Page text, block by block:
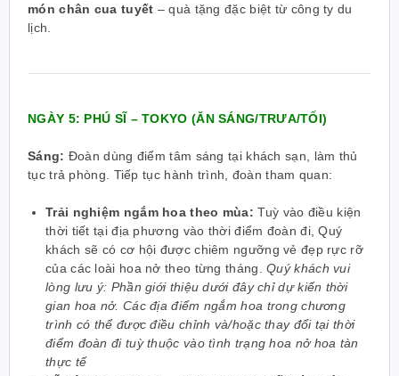
món chân cua tuyết – quà tặng đặc biệt từ công ty du
lịch.
NGÀY 5: PHÚ SĨ – TOKYO (ĂN SÁNG/TRƯA/TỐI)
Sáng: Đoàn dùng điểm tâm sáng tại khách sạn, làm thủ
tục trả phòng. Tiếp tục hành trình, đoàn tham quan:
Trải nghiệm ngắm hoa theo mùa:Tuỳ vào điều kiện
thời tiết tại địa phương vào thời điểm đoàn đi, Quý
khách sẽ có cơ hội được chiêm ngưỡng vẻ đẹp rực rỡ
của các loài hoa nở theo từng tháng.Quý khách vui
lòng lưu ý: Phần giới thiệu dưới đây chỉ dự kiến thời
gian hoa nở. Các địa điểm ngắm hoa trong chương
trình có thể được điều chỉnh và/hoặc thay đổi tại thời
điểm đoàn đi tuỳ thuộc vào tình trạng hoa nở hoa tàn
thực tế